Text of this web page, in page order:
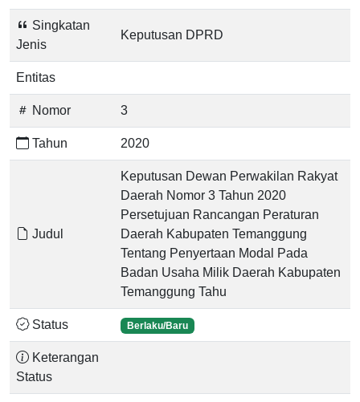
Singkatan
Jenis
Keputusan DPRD
Entitas
Nomor 3
Tahun 2020
Judul
Keputusan Dewan Perwakilan Rakyat
Daerah Nomor 3 Tahun 2020
Persetujuan Rancangan Peraturan
Daerah Kabupaten Temanggung
Tentang Penyertaan Modal Pada
Badan Usaha Milik Daerah Kabupaten
Temanggung Tahu
Status Berlaku/Baru
Keterangan
Status